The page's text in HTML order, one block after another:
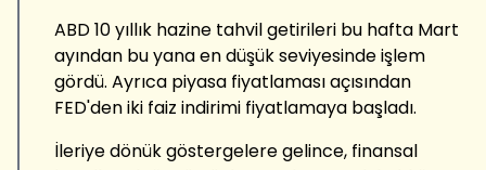
ABD 10 yıllık hazine tahvil getirileri bu hafta Mart
ayından bu yana en düşük seviyesinde işlem
gördü. Ayrıca piyasa fiyatlaması açısından
FED'den iki faiz indirimi fiyatlamaya başladı.
İleriye dönük göstergelere gelince, finansal